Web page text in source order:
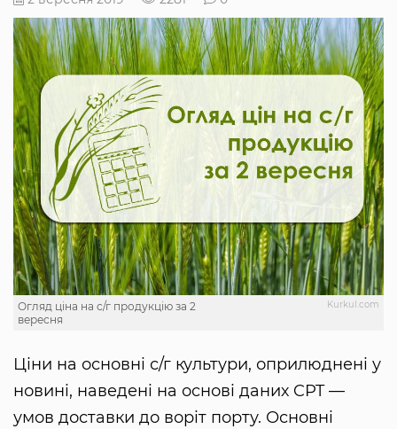
Kurkul.com
Огляд ціна на с/г продукцію за 2
вересня
Ціни на основні с/г культури, оприлюднені у
новині, наведені на основі даних CPT —
умов доставки до воріт порту. Основні